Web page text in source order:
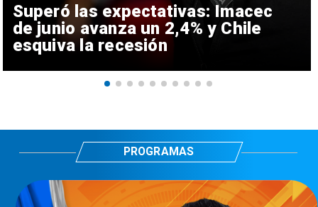
Superó las expectativas: Imacec
de junio avanza un 2,4% y Chile
esquiva la recesión
PROGRAMAS